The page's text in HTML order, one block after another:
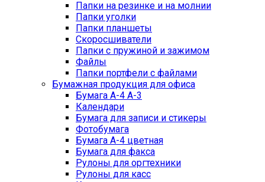
Папки на резинке и на молнии
Папки уголки
Папки планшеты
Скоросшиватели
Папки с пружиной и зажимом
Файлы
Папки портфели с файлами
Бумажная продукция для офиса
Бумага А-4 А-3
Календари
Бумага для записи и стикеры
Фотобумага
Бумага А-4 цветная
Бумага для факса
Рулоны для оргтехники
Рулоны для касс